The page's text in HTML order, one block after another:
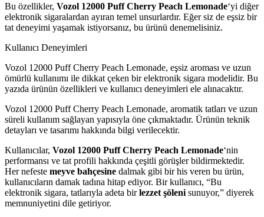
Bu özellikler, Vozol 12000 Puff Cherry Peach Lemonade‘yi diğer
elektronik sigaralardan ayıran temel unsurlardır. Eğer siz de eşsiz bir
tat deneyimi yaşamak istiyorsanız, bu ürünü denemelisiniz.
Kullanıcı Deneyimleri
Vozol 12000 Puff Cherry Peach Lemonade, eşsiz aroması ve uzun
ömürlü kullanımı ile dikkat çeken bir elektronik sigara modelidir. Bu
yazıda ürünün özellikleri ve kullanıcı deneyimleri ele alınacaktır.
Vozol 12000 Puff Cherry Peach Lemonade, aromatik tatları ve uzun
süreli kullanım sağlayan yapısıyla öne çıkmaktadır. Ürünün teknik
detayları ve tasarımı hakkında bilgi verilecektir.
Kullanıcılar, Vozol 12000 Puff Cherry Peach Lemonade‘nin
performansı ve tat profili hakkında çeşitli görüşler bildirmektedir.
Her nefeste meyve bahçesine dalmak gibi bir his veren bu ürün,
kullanıcıların damak tadına hitap ediyor. Bir kullanıcı, “Bu
elektronik sigara, tatlarıyla adeta birlezzet şöleni sunuyor,” diyerek
memnuniyetini dile getiriyor.